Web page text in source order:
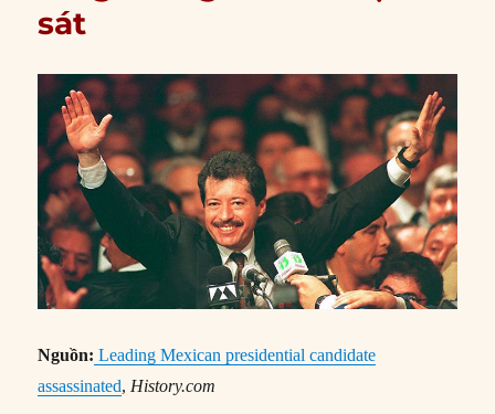
sát
Nguồn: Leading Mexican presidential candidate
assassinated, History.com